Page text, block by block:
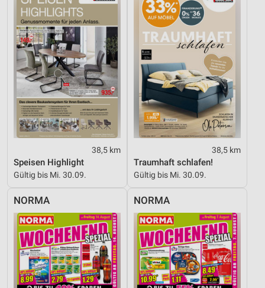
38,5 km
Speisen Highlight
Gültig bis Mi. 30.09.
38,5 km
Traumhaft schlafen!
Gültig bis Mi. 30.09.
NORMA NORMA
Verwendung reduzierter Daten zur Auswahl von
Werbeanzeigen
Erstellung von Profilen für personalisierte
Werbung
Verwendung von Profilen zur Auswahl
personalisierter Werbung
Erstellung von Profilen zur Personalisierung
von Inhalten
Verwendung von Profilen zur Auswahl
personalisierter Inhalte
Messung der Performance von Inhalten
Analyse von Zielgruppen durch Statistiken oder
Kombinationen von Daten aus verschiedenen
Quellen
Entwicklung und Verbesserung der Angebote